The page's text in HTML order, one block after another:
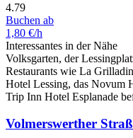
4.79
Buchen ab
1,80 €/h
Interessantes in der Nähe
Volksgarten, der
Restaurants wie La
Hotel Lessing, das Novum
Trip Inn Hotel Esplanade
Volmerswerther